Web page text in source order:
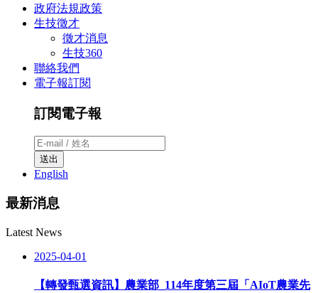
政府法規政策
生技徵才
徵才消息
生技360
聯絡我們
電子報訂閱
訂閱電子報
送出
English
最新消息
Latest News
2025-04-01
【轉發甄選資訊】農業部_114年度第三屆「AIoT農業先